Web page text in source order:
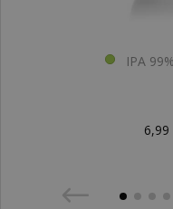
IPA
6,99